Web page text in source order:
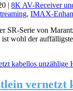
| 8K AV-Receiver
, IMAX-
SR-Serie von
wohl der
vernetzt